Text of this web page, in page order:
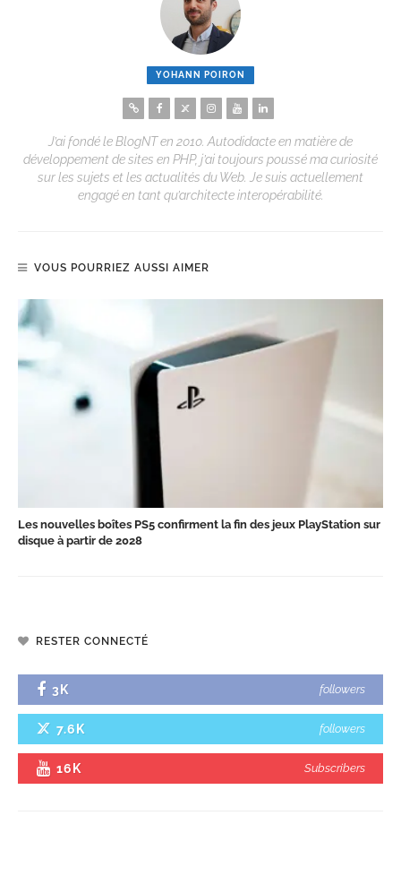
YOHANN POIRON
J’ai fondé le BlogNT en 2010. Autodidacte en matière de
développement de sites en PHP, j’ai toujours poussé ma curiosité
sur les sujets et les actualités du Web. Je suis actuellement
engagé en tant qu’architecte interopérabilité.
VOUS POURRIEZ AUSSI AIMER
Les nouvelles boîtes PS5 confirment la fin des jeux PlayStation sur
disque à partir de 2028
RESTER CONNECTÉ
3K followers
7.6K followers
16K Subscribers